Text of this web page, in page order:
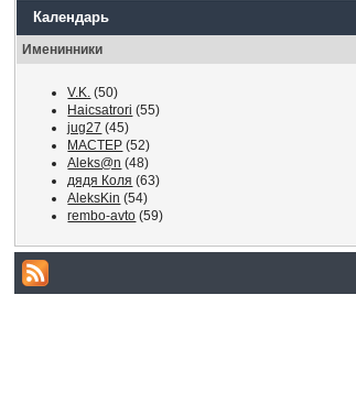
Календарь
Именинники
V.K. (50)
Haicsatrori (55)
jug27 (45)
MACTEP (52)
Aleks@n (48)
дядя Коля (63)
AleksKin (54)
rembo-avto (59)